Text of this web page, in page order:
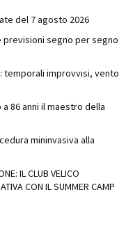
del 7 agosto 2026
previsioni segno per segno
temporali improvvisi, vento
86 anni il maestro della
mininvasiva alla
IL CLUB VELICO
CON IL SUMMER CAMP